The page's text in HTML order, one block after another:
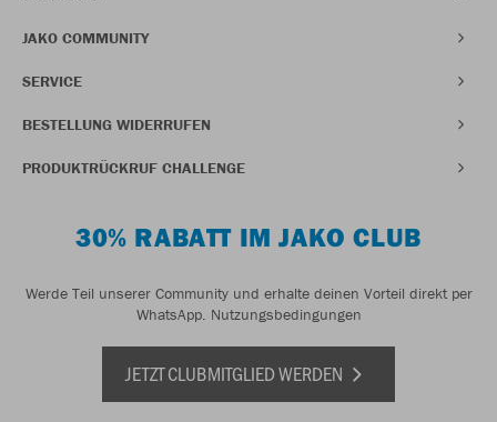
JAKO COMMUNITY
SERVICE
BESTELLUNG WIDERRUFEN
PRODUKTRÜCKRUF CHALLENGE
30% RABATT IM JAKO CLUB
Werde Teil unserer Community und erhalte deinen Vorteil direkt per
WhatsApp. Nutzungsbedingungen
JETZT CLUBMITGLIED WERDEN